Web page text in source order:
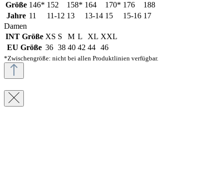
Größe 146* 152 158* 164 170* 176
188
Jahre 11 11-12 13 13-14 15 15-16 17
Damen
INT Größe XS S M L XL XXL
EU Größe 36 38 40 42 44 46
*Zwischengröße: nicht bei allen Produktlinien verfügbar.